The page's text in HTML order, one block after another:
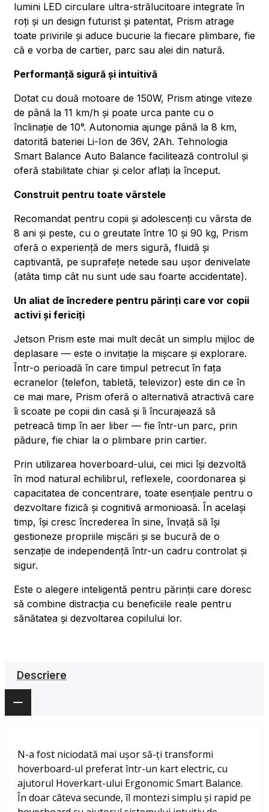
lumini LED circulare ultra-strălucitoare integrate în
roți și un design futurist și patentat, Prism atrage
toate privirile și aduce bucurie la fiecare plimbare, fie
că e vorba de cartier, parc sau alei din natură.
Performanță sigură și intuitivă
Dotat cu două motoare de 150W, Prism atinge viteze
de până la 11 km/h și poate urca pante cu o
înclinație de 10°. Autonomia ajunge până la 8 km,
datorită bateriei Li-Ion de 36V, 2Ah. Tehnologia
Smart Balance Auto Balance facilitează controlul și
oferă stabilitate chiar și celor aflați la început.
Construit pentru toate vârstele
Recomandat pentru copii și adolescenți cu vârsta de
8 ani și peste, cu o greutate între 10 și 90 kg, Prism
oferă o experiență de mers sigură, fluidă și
captivantă, pe suprafețe netede sau ușor denivelate
(atâta timp cât nu sunt ude sau foarte accidentate).
Un aliat de încredere pentru părinți care vor copii
activi și fericiți
Jetson Prism este mai mult decât un simplu mijloc de
deplasare — este o invitație la mișcare și explorare.
Într-o perioadă în care timpul petrecut în fața
ecranelor (telefon, tabletă, televizor) este din ce în
ce mai mare, Prism oferă o alternativă atractivă care
îi scoate pe copii din casă și îi încurajează să
petreacă timp în aer liber — fie într-un parc, prin
pădure, fie chiar la o plimbare prin cartier.
Prin utilizarea hoverboard-ului, cei mici își dezvoltă
în mod natural echilibrul, reflexele, coordonarea și
capacitatea de concentrare, toate esențiale pentru o
dezvoltare fizică și cognitivă armonioasă. În același
timp, își cresc încrederea în sine, învață să își
gestioneze propriile mișcări și se bucură de o
senzație de independență într-un cadru controlat și
sigur.
Este o alegere inteligentă pentru părinții care doresc
să combine distracția cu beneficiile reale pentru
sănătatea și dezvoltarea copilului lor.
Descriere
N-a fost niciodată mai ușor să-ți transformi
hoverboard-ul preferat într-un kart electric, cu
ajutorul Hoverkart-ului Ergonomic Smart Balance.
În doar câteva secunde, îl montezi simplu și rapid pe